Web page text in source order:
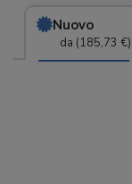
Nuovo
da (185,73 €)